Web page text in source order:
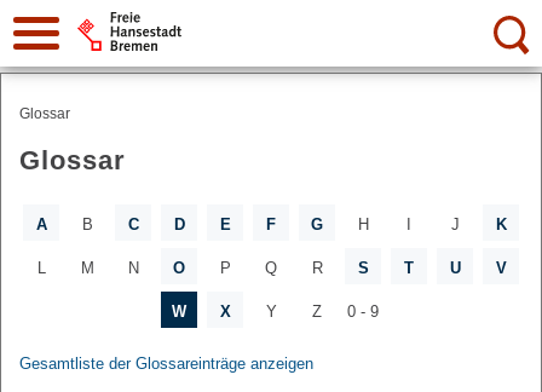
Suche:
Glossar
Glossar
A B C D E F G H J K
L M N O P Q R S T U V
W X Y Z 0 - 9
Gesamtliste der Glossareinträge anzeigen